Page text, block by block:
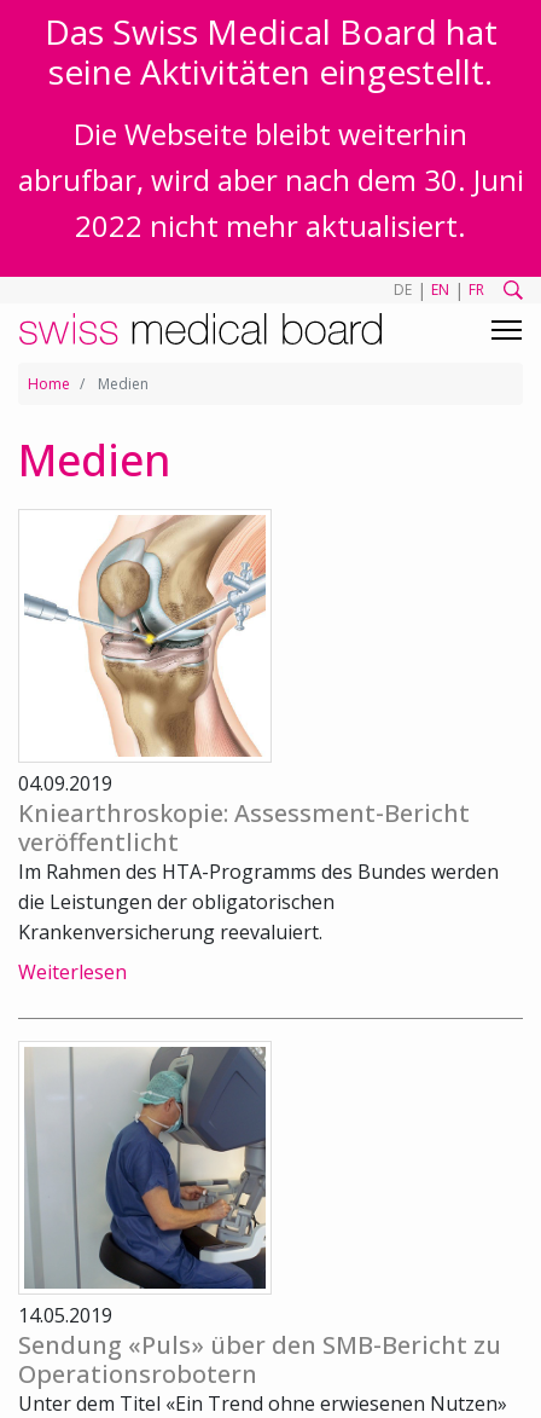
Das Swiss Medical Board hat
seine Aktivitäten eingestellt.
Die Webseite bleibt weiterhin
abrufbar, wird aber nach dem 30. Juni
2022 nicht mehr aktualisiert.
DE | EN | FR
Home Medien
Medien
04.09.2019
Kniearthroskopie: Assessment-Bericht
veröffentlicht
Im Rahmen des HTA-Programms des Bundes werden
die Leistungen der obligatorischen
Krankenversicherung reevaluiert.
Weiterlesen
14.05.2019
Sendung «Puls» über den SMB-Bericht zu
Operationsrobotern
Unter dem Titel «Ein Trend ohne erwiesenen Nutzen»